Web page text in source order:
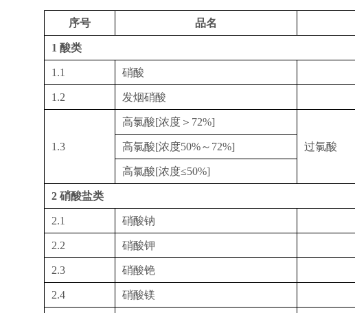
序号 品名
1 酸类
1.1 硝酸
1.2 发烟硝酸
1.3
高氯酸[浓度＞ 72%]
过氯酸
高氯酸[浓度50%～ 72%]
高氯酸[浓度≤50%]
2 硝酸盐类
2.1 硝酸钠
2.2 硝酸钾
2.3 硝酸铯
2.4 硝酸镁